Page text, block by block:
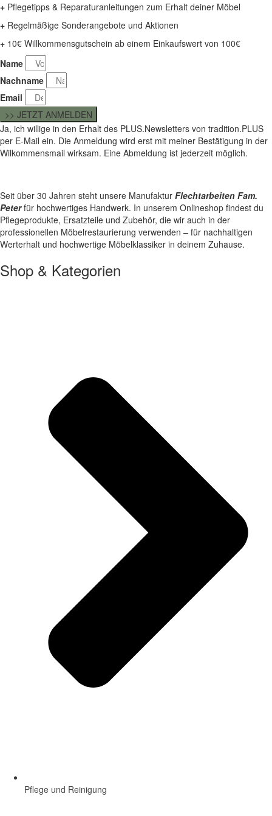
+ Pflegetipps & Reparaturanleitungen zum Erhalt deiner Möbel
+ Regelmäßige Sonderangebote und Aktionen
+ 10€ Willkommensgutschein ab einem Einkaufswert von 100€
Name
Nachname
Email
>> JETZT ANMELDEN
Ja, ich willige in den Erhalt des PLUS.Newsletters von tradition.PLUS
per E-Mail ein. Die Anmeldung wird erst mit meiner Bestätigung in der
Wilkommensmail wirksam. Eine Abmeldung ist jederzeit möglich.
Seit über 30 Jahren steht unsere Manufaktur Flechtarbeiten Fam.
Peterfür hochwertiges Handwerk. In unserem Onlineshop findest du
Pflegeprodukte, Ersatzteile und Zubehör, die wir auch in der
professionellen Möbelrestaurierung verwenden – für nachhaltigen
Werterhalt und hochwertige Möbelklassiker in deinem Zuhause.
Shop & Kategorien
Pflege und Reinigung